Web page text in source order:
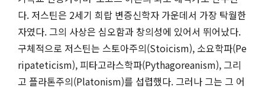
다. 저스틴은 2세기 희랍 변증신학자 가운데서 가장 탁월한
자였다. 그의 사상은 심오함과 창의성에 있어서 뛰어났다.
구체적으로 저스틴는 스토아주의(Stoicism), 소요학파(Pe
ripateticism), 피타고라스학파(Pythagoreanism), 그리
고 플라톤주의(Platonism)를 섭렵했다. 그러나 그는 그 어